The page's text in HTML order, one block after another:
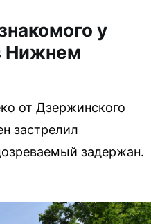
у
Нижнем
от Дзержинского
застрелил
задержан.